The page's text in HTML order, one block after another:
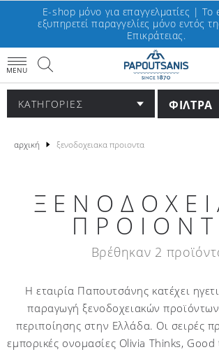
E-shop μόνο για επαγγελματίες |
εξυπηρετεί παραγγελίες μόνο εντός
Επικράτειας.
MENU
ΚΑΤΗΓΟΡΙΕΣ ΦΙΛΤΡΑ
αρχική ξενοδοχειακα προιοντα
Βρέθηκαν 2
H εταιρία Παπουτσάνης κατέχει
παραγωγή ξενοδοχειακών
περιποίησης στην Ελλάδα. Οι σειρές
εμπορικές ονομασίες Olivia Thinks,